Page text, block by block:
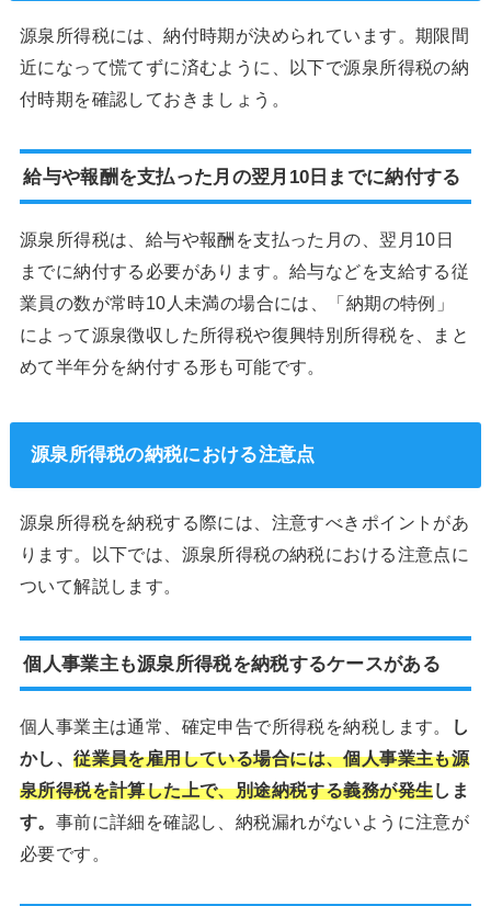
源泉所得税には、納付時期が決められています。期限間
近になって慌てずに済むように、以下で源泉所得税の納
付時期を確認しておきましょう。
給与や報酬を支払った月の翌月10日までに納付する
源泉所得税は、給与や報酬を支払った月の、翌月10日
までに納付する必要があります。給与などを支給する従
業員の数が常時10人未満の場合には、「納期の特例」
によって源泉徴収した所得税や復興特別所得税を、まと
めて半年分を納付する形も可能です。
源泉所得税の納税における注意点
源泉所得税を納税する際には、注意すべきポイントがあ
ります。以下では、源泉所得税の納税における注意点に
ついて解説します。
個人事業主も源泉所得税を納税するケースがある
個人事業主は通常、確定申告で所得税を納税します。
し
かし、従業員を雇用している場合には、個人事業主も源
泉所得税を計算した上で、別途納税する義務が発生しま
す。 事前に詳細を確認し、納税漏れがないように注意が
必要です。